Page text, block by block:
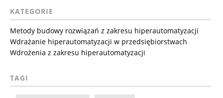
KATEGORIE
Metody budowy rozwiązań z zakresu hiperautomatyzacji
Wdrażanie hiperautomatyzacji w przedsiębiorstwach
Wdrożenia z zakresu hiperautomatyzacji
TAGI